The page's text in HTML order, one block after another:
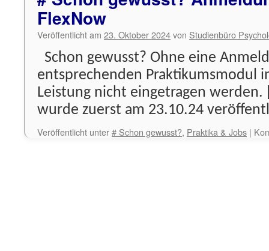
FlexNow
Veröffentlicht am 23. Oktober 2024von Studienbüro
Schon gewusst? Ohne eine
entsprechenden Praktikumsmodul
Leistung nicht eingetragen werden.
wurde zuerst am 23.10.24
Veröffentlicht unter# Schon gewusst?, Praktika & Jobs |